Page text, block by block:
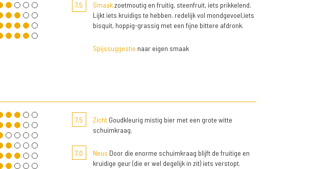
7,5 Smaakzoetmoutig en fruitig, steenfruit, iets prikkelend.
Lijkt iets kruidigs te hebben. redelijk vol mondgevoel,iets
bisquit, hoppig-grassig met een fijne bittere afdronk.
Spijssuggestie naar eigen smaak
7,5 ZichtGoudkleurig mistig bier met een grote witte
schuimkraag.
7,0 Neus Door die enorme schuimkraag blijft de fruitige en
kruidige geur (die er wel degelijk in zit) iets verstopt.